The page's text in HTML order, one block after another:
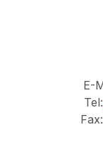
E-
Tel: